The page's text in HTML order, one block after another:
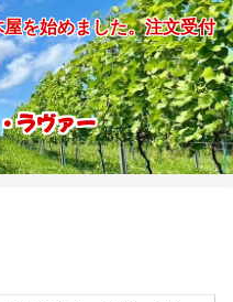
を始めました。注文受付
ラヴァー